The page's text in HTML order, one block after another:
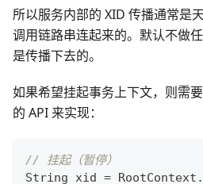
所以服务内部的 XID 传播通常是
调用链路串连起来的。默认不做
是传播下去的。
如果希望挂起事务上下文，则需
的 API 来实现：
// 挂起（暂停）
String xid = RootContext .